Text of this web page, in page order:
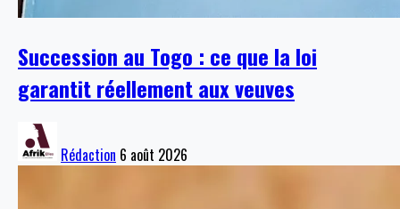
Succession au Togo : ce que la loi
garantit réellement aux veuves
Rédaction 6 août 2026